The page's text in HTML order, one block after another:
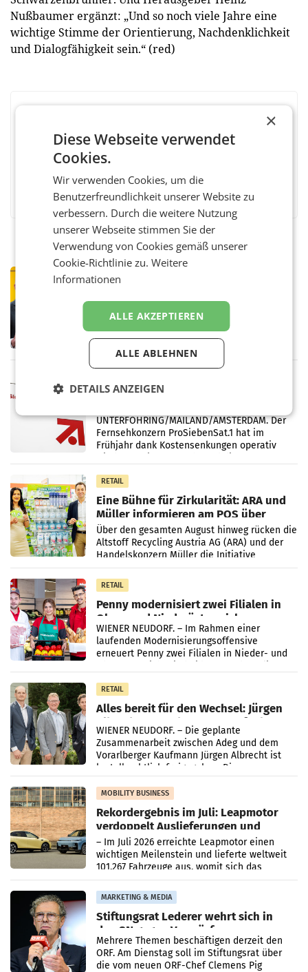
Nußbaumer ergänzt: „Und so noch viele Jahre eine
wichtige Stimme der Orientierung, Nachdenklichkeit
und Dialogfähigkeit sein.“ (red)
FacebookTwitterMessengerWhatsAppLinkedInXING Teilen
ersten Halbjahr trotz schwachem
Briefgeschäft
WIEN Die Österreichische Post AG hat im
ersten Halbjahr 2026 einen Konzernumsatz
von 1.544,0 Mio. EUR erwirtschaftet, was
einem Plus von 3,8 Prozent gegenüber dem
Vergleichszeitraum
ProSiebenSat.1 spart und macht
UNTERFÖHRING/MAILAND/AMSTERDAM. Der
Fernsehkonzern ProSiebenSat.1 hat im
Frühjahr dank Kostensenkungen operativ
RETAIL
Eine Bühne für Zirkularität: ARA und
Müller informieren am POS über
Kreislauffähigkeit
Über den gesamten August hinweg rücken die
Altstoff Recycling Austria AG (ARA) und der
Handelskonzern Müller die Initiative
„Kreislauf-Helden“ in allen österreichischen
Müller-Filialen
RETAIL
Penny modernisiert zwei Filialen in
Ober- und Niederösterreich
WIENER NEUDORF. – Im Rahmen einer
laufenden Modernisierungsoffensive
erneuert Penny zwei Filialen in Nieder- und
RETAIL
Alles bereit für den Wechsel: Jürgen
Albrecht setzt ab 1.1.2027 auf Adeg
WIENER NEUDORF. – Die geplante
Zusammenarbeit zwischen Adeg und dem
Vorarlberger Kaufmann Jürgen Albrecht ist
kartellrechtlich freigegeben: Die
Bundeswettbewerbsbehörde und der
Bundeskartellanwalt
MOBILITY BUSINESS
Rekordergebnis im Juli: Leapmotor
verdoppelt Auslieferungen und
überschreitet die 100.000er-Marke
– Im Juli 2026 erreichte Leapmotor einen
wichtigen Meilenstein und lieferte weltweit
101.267 Fahrzeuge aus, womit sich das
Ergebnis gegenüber Juli 2025 mehr als
verdoppelte (+102
MARKETING & MEDIA
Stiftungsrat Lederer wehrt sich in
den SN gegen Vorwürfe
Mehrere Themen beschäftigen derzeit den
ORF. Am Dienstag soll im Stiftungsrat über
die vom neuen ORF-Chef Clemens Pig
×
Diese Webseite verwendet
Cookies.
Wir verwenden Cookies, um die
Benutzerfreundlichkeit unserer Website zu
verbessern. Durch die weitere Nutzung
unserer Webseite stimmen Sie der
Verwendung von Cookies gemäß unserer
Cookie-Richtlinie zu.Weitere
Informationen
ALLE AKZEPTIEREN
ALLE ABLEHNEN
DETAILS ANZEIGEN